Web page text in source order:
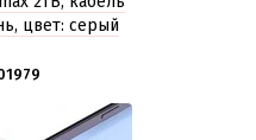
цвет: серый